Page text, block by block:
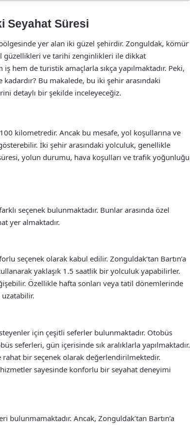
Seyahat Süresi
yer alan iki güzel şehirdir. Zonguldak, kömür
güzellikleri ve tarihi zenginlikleri ile dikkat
hem de turistik amaçlarla sıkça yapılmaktadır. Peki,
Bu makalede, bu iki şehir arasındaki
detaylı bir şekilde inceleyeceğiz.
kilometredir. Ancak bu mesafe, yol koşullarına ve
İki şehir arasındaki yolculuk, genellikle
yolun durumu, hava koşulları ve trafik yoğunluğu
seçenek bulunmaktadır. Bunlar arasında özel
yer almaktadır.
seçenek olarak kabul edilir. Zonguldak’tan Bartın’a
yaklaşık 1.5 saatlik bir yolculuk yapabilirler.
Özellikle hafta sonları veya tatil dönemlerinde
için çeşitli seferler bulunmaktadır. Otobüs
seferleri, gün içerisinde sık aralıklarla yapılmaktadır.
bir seçenek olarak değerlendirilmektedir.
sayesinde konforlu bir seyahat deneyimi
bulunmamaktadır. Ancak, Zonguldak’tan Bartın’a